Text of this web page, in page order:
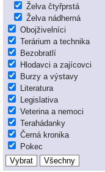
Želva čtyřprstá
Želva nádherná
Obojživelníci
Terárium a technika
Bezobratlí
Hlodavci a zajícovci
Burzy a výstavy
Literatura
Legislativa
Veterina a nemoci
Terahádanky
Černá kronika
Pokec